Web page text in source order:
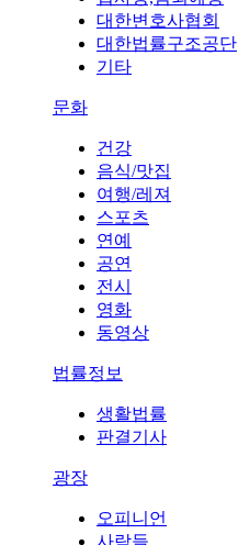
대한변호사협회
대한법률구조공단
기타
문화
건강
음식/맛집
여행/레져
스포츠
연예
공연
전시
영화
동영상
법률정보
생활법률
판결기사
광장
오피니언
사람들